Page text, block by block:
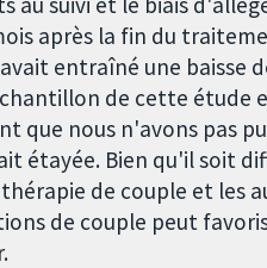
après la fin du
entraîné une baisse
de cette étude
que nous n'avons pas
étayée. Bien qu'il soit
de couple et les
de couple peut